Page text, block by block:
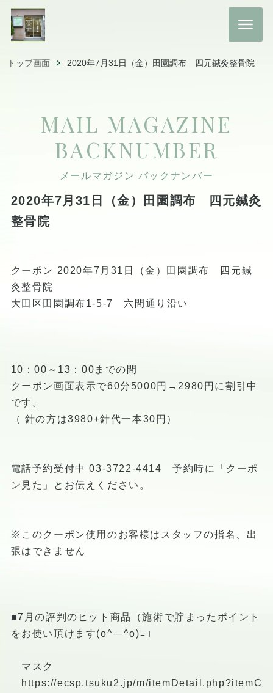
トップ画面 2020年7月31日（金）田園調布 四元鍼灸整骨院
MAIL MAGAZINE
BACKNUMBER
メールマガジン バックナンバー
2020年7月31日（金）田園調布 四元鍼灸
整骨院
クーポン 2020年7月31日（金）田園調布 四元鍼
灸整骨院
大田区田園調布1-5-7 六間通り沿い
10：00～13：00までの間
クーポン画面表示で60分5000円→2980円に割引中
です。
（ 針の方は3980+針代一本30円）
電話予約受付中 03-3722-4414 予約時に「クーポ
ン見た」とお伝えください。
※このクーポン使用のお客様はスタッフの指名、出
張はできません
■7月の評判のヒット商品（施術で貯まったポイント
をお使い頂けます(o^―^o)ﾆｺ
マスク
https://ecsp.tsuku2.jp/m/itemDetail.php?itemC